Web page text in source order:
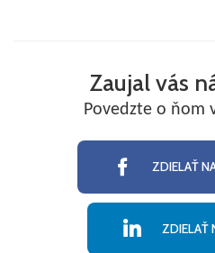
Zaujal vás
Povedzte o ňom
ZDIELAŤ
ZDIELAŤ